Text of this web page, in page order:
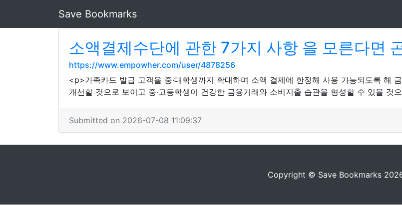
Save Bookmarks
소액결제수단에 관한 7가지 사항 을 모른다면
https://www.empowher.com/user/4878256
<p>가족카드 발급 고객을 중·대학생까지 확대하며 소액 결제에 한정해 사용 가능되도록 해
개선할 것으로 보이고 중·고등학생이 건강한 금융거래와 소비지출 습관을 형성할 수 있을 것
Submitted on 2026-07-08 11:09:37
Copyright © Save Bookmarks